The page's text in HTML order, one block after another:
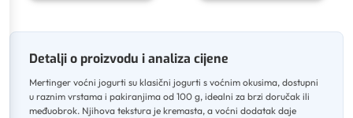
Detalji o proizvodu i analiza cijene
Mertinger voćni jogurti su klasični jogurti s voćnim okusima, dostupni
u raznim vrstama i pakiranjima od 100 g, idealni za brzi doručak ili
međuobrok. Njihova tekstura je kremasta, a voćni dodatak daje